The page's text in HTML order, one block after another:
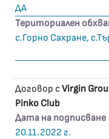
ДА
Териториален
с.Горно Сахране,
Договор сVirgin
Pinko Club
Дата на подписване
20.11.2022 г.